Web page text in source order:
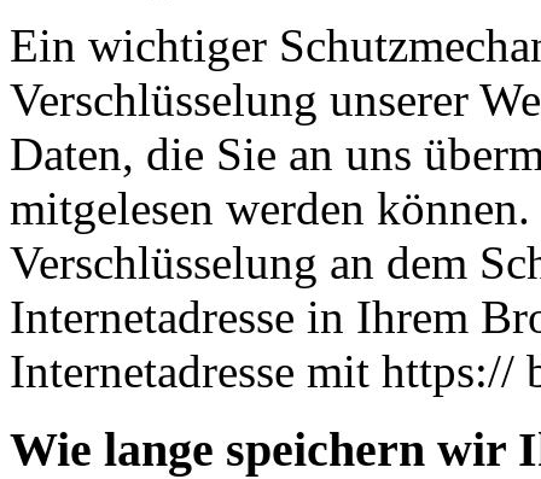
Ein wichtiger
Verschlüsselung unserer
Daten, die Sie an uns
mitgelesen werden
Verschlüsselung an dem
Internetadresse in Ihrem
Internetadresse mit
Wie lange speichern wir